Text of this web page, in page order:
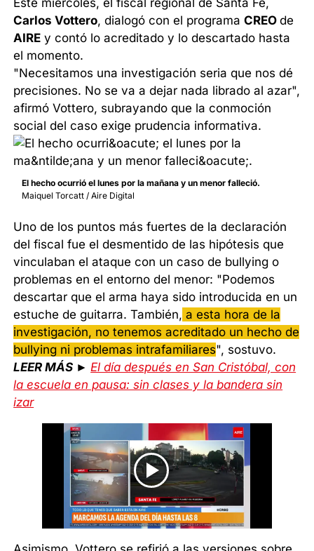
Este miércoles, el fiscal regional de Santa Fe,
Carlos Vottero, dialogó con el programaCREOde
AIRE y contó lo acreditado y lo descartado hasta
el momento.
"Necesitamos una investigación seria que nos dé
precisiones. No se va a dejar nada librado al azar",
afirmó Vottero, subrayando que la conmoción
social del caso exige prudencia informativa.
El hecho ocurrió el lunes por la mañana y un menor falleció.
Maiquel Torcatt / Aire Digital
Uno de los puntos más fuertes de la declaración
del fiscal fue el desmentido de las hipótesis que
vinculaban el ataque con un caso de bullying o
problemas en el entorno del menor: "Podemos
descartar que el arma haya sido introducida en un
estuche de guitarra. También, a esta hora de la
investigación, no tenemos acreditado un hecho de
bullying ni problemas intrafamiliares", sostuvo.
LEER MÁS ►El día después en San Cristóbal, con
la escuela en pausa: sin clases y la bandera sin
izar